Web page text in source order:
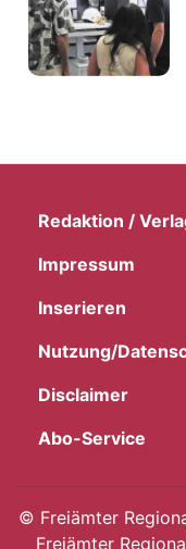
Redaktion /
Impressum
Inserieren
Nutzung/
Disclaimer
Abo-Service
© Freiämter
Freiämter